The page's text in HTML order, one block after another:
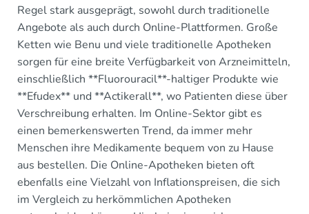
Regel stark ausgeprägt, sowohl durch traditionelle
Angebote als auch durch Online-Plattformen. Große
Ketten wie Benu und viele traditionelle Apotheken
sorgen für eine breite Verfügbarkeit von Arzneimitteln,
einschließlich **Fluorouracil**-haltiger Produkte wie
**Efudex** und **Actikerall**, wo Patienten diese über
Verschreibung erhalten. Im Online-Sektor gibt es
einen bemerkenswerten Trend, da immer mehr
Menschen ihre Medikamente bequem von zu Hause
aus bestellen. Die Online-Apotheken bieten oft
ebenfalls eine Vielzahl von Inflationspreisen, die sich
im Vergleich zu herkömmlichen Apotheken